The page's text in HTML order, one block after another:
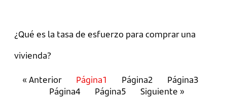
¿Qué es la tasa de esfuerzo para comprar una
vivienda?
« Anterior Página1 Página2 Página3
Página4 Página5 Siguiente »